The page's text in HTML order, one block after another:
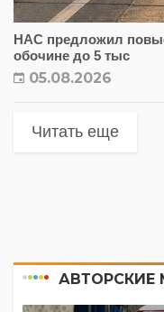
НАС предложил
обочине до 5 тыс
05.08.2026
Читать еще
АВТОРСКИЕ